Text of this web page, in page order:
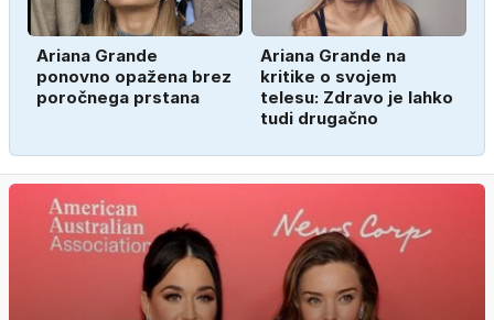
Ariana Grande
ponovno opažena brez
poročnega prstana
Ariana Grande na
kritike o svojem
telesu: Zdravo je lahko
tudi drugačno